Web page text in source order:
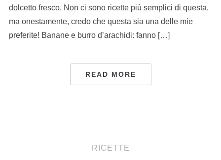
dolcetto fresco. Non ci sono ricette più semplici di questa,
ma onestamente, credo che questa sia una delle mie
preferite! Banane e burro d’arachidi: fanno […]
READ MORE
RICETTE